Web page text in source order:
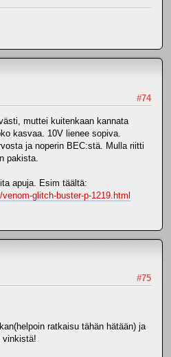
#74
muttei kuitenkaan kannata
kasvaa. 10V lienee sopiva.
ja noperin BEC:stä. Mulla riitti
pakista.
apuja. Esim täältä:
glitch-buster-p-1219.html
#75
ratkaisu tähän hätään) ja
vinkistä!